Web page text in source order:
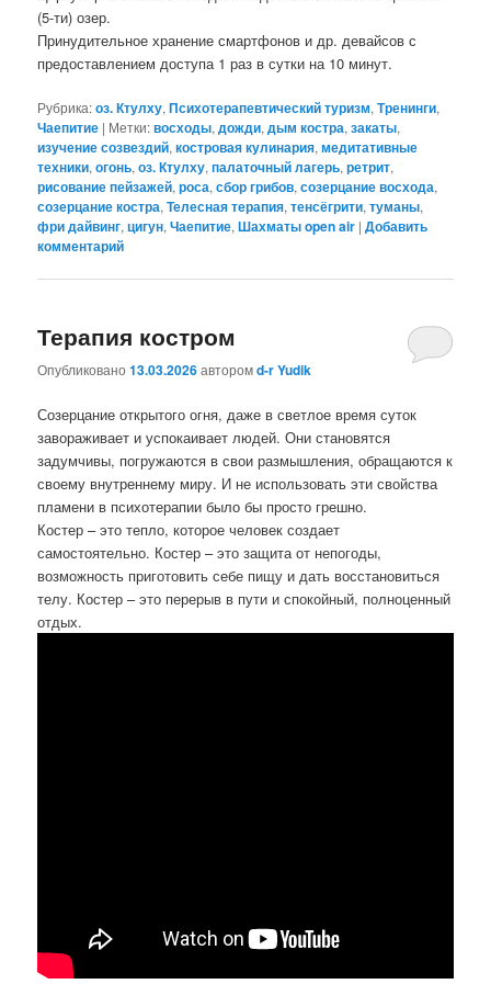
(5-ти) озер.
Принудительное хранение смартфонов и др. девайсов с
предоставлением доступа 1 раз в сутки на 10 минут.
Рубрика:оз. Ктулху,Психотерапевтический туризм,Тренинги,
Чаепитие | Метки:восходы,дожди,дым костра,закаты,
изучение созвездий,костровая кулинария,медитативные
техники,огонь,оз. Ктулху,палаточный лагерь,ретрит,
рисование пейзажей,роса,сбор грибов,созерцание восхода,
созерцание костра,Телесная терапия,тенсёгрити,туманы,
фри дайвинг,цигун,Чаепитие,Шахматы open air |Добавить
комментарий
Терапия костром
Опубликовано13.03.2026авторомd-r Yudik
Созерцание открытого огня, даже в светлое время суток
завораживает и успокаивает людей. Они становятся
задумчивы, погружаются в свои размышления, обращаются к
своему внутреннему миру. И не использовать эти свойства
пламени в психотерапии было бы просто грешно.
Костер – это тепло, которое человек создает
самостоятельно. Костер – это защита от непогоды,
возможность приготовить себе пищу и дать восстановиться
телу. Костер – это перерыв в пути и спокойный, полноценный
отдых.